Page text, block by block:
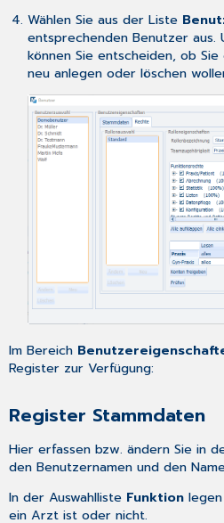
Wählen Sie aus der Liste
entsprechenden Benutzer aus.
können Sie entscheiden, ob
neu anlegen oder löschen
Im Bereich
Register zur Verfügung:
Register Stammdaten
Hier erfassen bzw. ändern Sie in
den Benutzernamen und den
In der Auswahlliste Funktion
ein Arzt ist oder nicht.